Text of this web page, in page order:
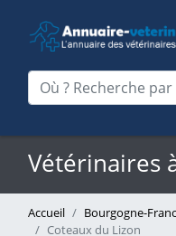
Vétérinaires
Accueil Bourgogne-
Coteaux du Lizon